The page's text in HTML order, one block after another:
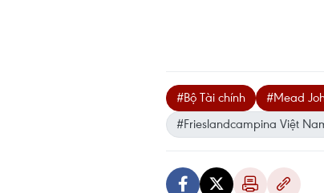
#Bộ Tài chính #Mead
#Frieslandcampina Việt